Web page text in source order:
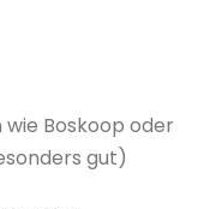
Boskoop oder
gut)